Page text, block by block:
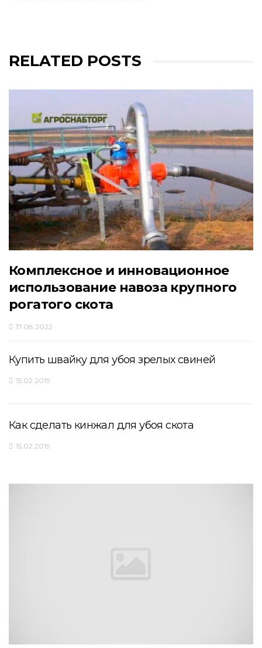
RELATED POSTS
Комплексное и инновационное
использование навоза крупного
рогатого скота
17.08.2022
Купить швайку для убоя зрелых свиней
15.02.2019
Как сделать кинжал для убоя скота
15.02.2019